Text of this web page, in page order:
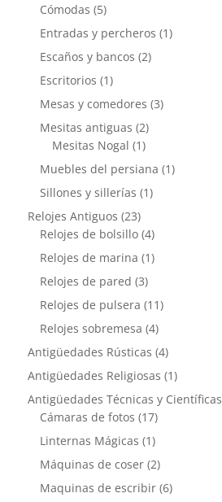
Cómodas 55
productos
Entradas y percheros 11
Escaños y bancos 22
Escritorios 11
producto
Mesas y comedores 33
Mesitas antiguas 22
productos
Mesitas Nogal 11
producto
Muebles del persiana 11
Sillones y sillerías 11
Relojes Antiguos 2323
productos
Relojes de bolsillo 44
productos
Relojes de marina 11
Relojes de pared 33
productos
Relojes de pulsera 1111
Relojes sobremesa 44
productos
Antigüedades Rústicas 44
productos
Antigüedades Religiosas 11
producto
Antigüedades Técnicas y Científicas
Cámaras de fotos 1717
productos
Linternas Mágicas 11
producto
Máquinas de coser 22
productos
Maquinas de escribir 66